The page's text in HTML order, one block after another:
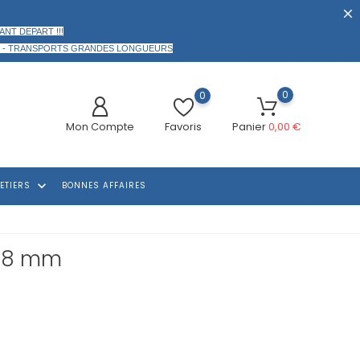
DEPART !!!
- TRANSPORTS GRANDES LONGUEURS
Mon Compte
0
Favoris
0
Panier0,00 €
keyboard_arrow_down BONNES AFFAIRES
mm